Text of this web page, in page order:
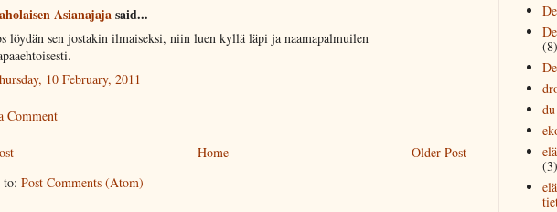
Asianajajasaid...
löydän sen jostakin ilmaiseksi, niin luen kyllä läpi ja naamapalmuilen
10 February, 2011
Comment
Older Post
Home
to: Post Comments (Atom)
(8)
(3)